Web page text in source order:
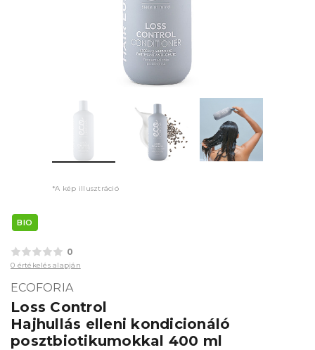
*A kép illusztráció
BIO
0
0 értékelés alapján
ECOFORIA
Loss Control
Hajhullás elleni kondicionáló
posztbiotikumokkal 400 ml